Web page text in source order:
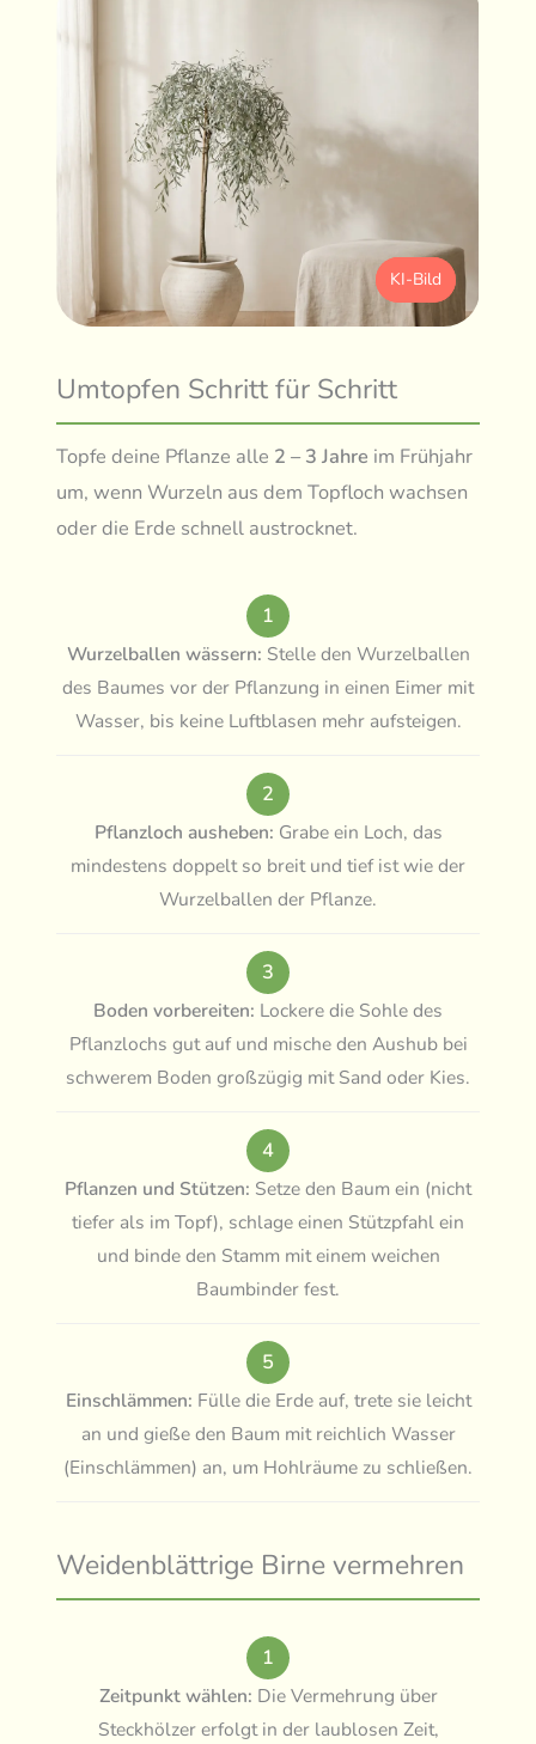
KI-Bild
Umtopfen Schritt für Schritt
Topfe deine Pflanze alle 2 – 3 Jahre im Frühjahr
um, wenn Wurzeln aus dem Topfloch wachsen
oder die Erde schnell austrocknet.
1
Wurzelballen wässern: Stelle den Wurzelballen
des Baumes vor der Pflanzung in einen Eimer mit
Wasser, bis keine Luftblasen mehr aufsteigen.
2
Pflanzloch ausheben: Grabe ein Loch, das
mindestens doppelt so breit und tief ist wie der
Wurzelballen der Pflanze.
3
Boden vorbereiten: Lockere die Sohle des
Pflanzlochs gut auf und mische den Aushub bei
schwerem Boden großzügig mit Sand oder Kies.
4
Pflanzen und Stützen: Setze den Baum ein (nicht
tiefer als im Topf), schlage einen Stützpfahl ein
und binde den Stamm mit einem weichen
Baumbinder fest.
5
Einschlämmen: Fülle die Erde auf, trete sie leicht
an und gieße den Baum mit reichlich Wasser
(Einschlämmen) an, um Hohlräume zu schließen.
Weidenblättrige Birne vermehren
1
Zeitpunkt wählen: Die Vermehrung über
Steckhölzer erfolgt in der laublosen Zeit,